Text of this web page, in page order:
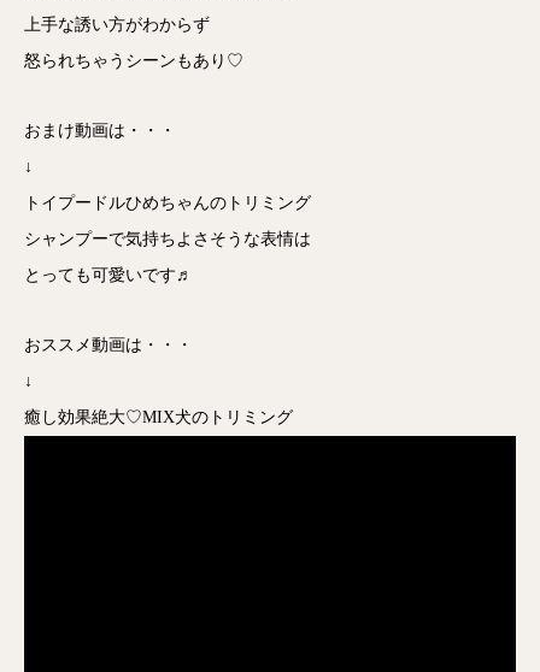
上手な誘い方がわからず
怒られちゃうシーンもあり♡
おまけ動画は・・・
↓
トイプードルひめちゃんのトリミング
シャンプーで気持ちよさそうな表情は
とっても可愛いです♬
おススメ動画は・・・
↓
癒し効果絶大♡MIX犬のトリミング